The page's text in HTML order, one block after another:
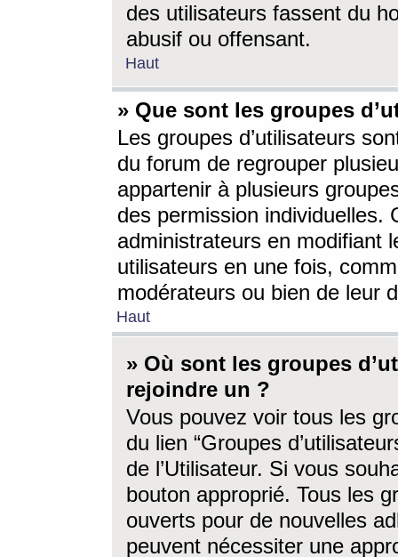
des utilisateurs fassent du
abusif ou offensant.
Haut
» Que sont les groupes
Les groupes d’utilisateurs
du forum de regrouper
appartenir à plusieurs
des permission individuelles.
administrateurs en modifiant
utilisateurs en une fois,
modérateurs ou bien de leur
Haut
» Où sont les groupes
rejoindre un ?
Vous pouvez voir tous les
du lien “Groupes
de l’Utilisateur. Si vous
bouton approprié. Tous les
ouverts pour de nouvelles
peuvent nécessiter une